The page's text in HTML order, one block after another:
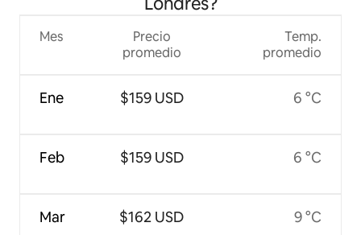
Mes
Ene
Feb
Mar
Precio
promedio
$159 USD
$159 USD
$162 USD
Temp.
promedio
6 °C
6 °C
9 °C